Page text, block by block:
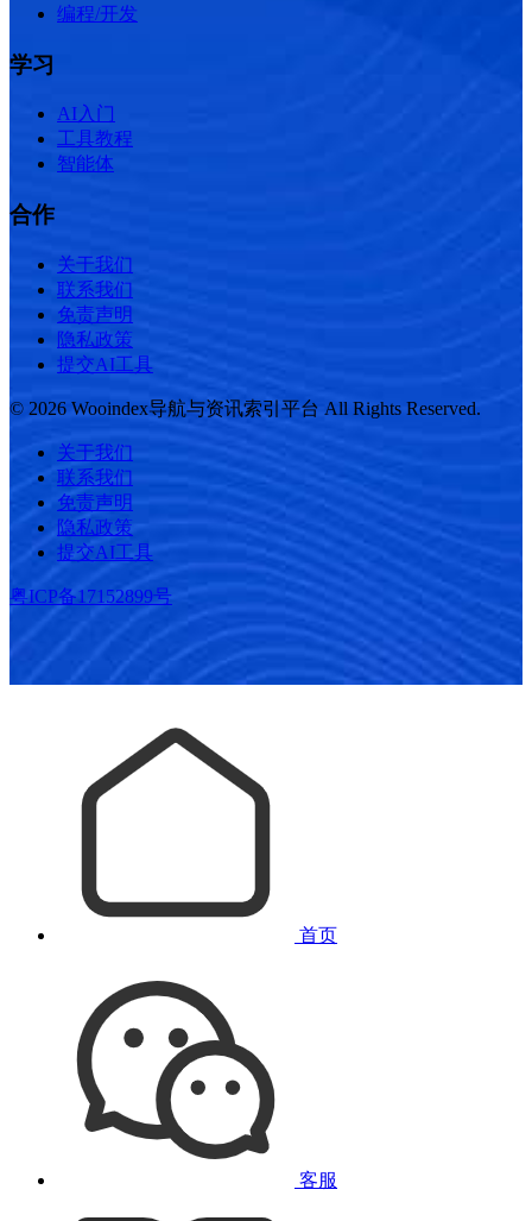
编程/开发
学习
AI入门
工具教程
智能体
合作
关于我们
联系我们
免责声明
隐私政策
提交AI工具
© 2026 Wooindex导航与资讯索引平台 All Rights Reserved.
关于我们
联系我们
免责声明
隐私政策
提交AI工具
粤ICP备17152899号
首页
客服